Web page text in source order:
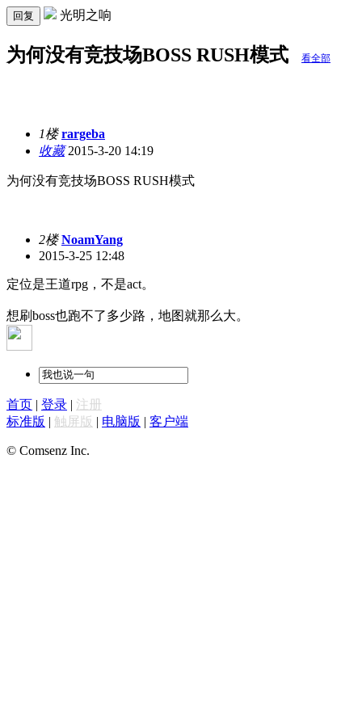
回复 光明之响
为何没有竞技场BOSS RUSH模式 看全部
1楼 rargeba
收藏2015-3-20 14:19
为何没有竞技场BOSS RUSH模式
2楼 NoamYang
2015-3-25 12:48
定位是王道rpg，不是act。
想刷boss也跑不了多少路，地图就那么大。
首页 | 登录 | 注册
标准版 | 触屏版 | 电脑版 | 客户端
© Comsenz Inc.